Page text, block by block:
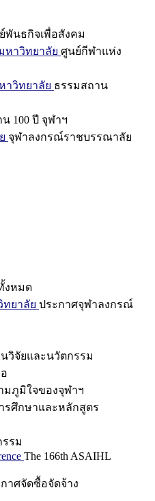
พันธกิจเพื่อสังคม
หาวิทยาลัย ศูนย์กีฬาแห่ง
าวิทยาลัย ธรรมสถาน
100 ปี จุฬาฯ
จุฬาลงกรณ์ราชบรรณาลัย
งหมด
ยาลัย ประกาศจุฬาลงกรณ์
นวิจัยและนวัตกรรม
มภูมิใจของจุฬาฯ
รศึกษาและหลักสูตร
รม
The 166th ASAIHL
าศจัดซื้อจัดจ้าง